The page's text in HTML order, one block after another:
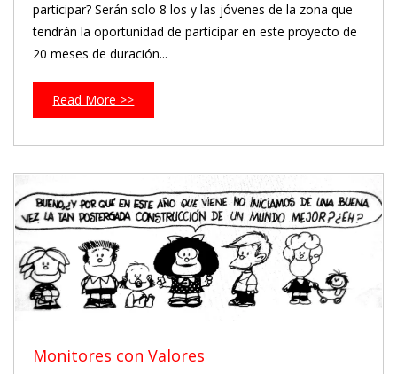
participar? Serán solo 8 los y las jóvenes de la zona que
tendrán la oportunidad de participar en este proyecto de
20 meses de duración...
Read More >>
Monitores con Valores